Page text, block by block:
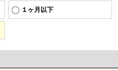
１ヶ月以下